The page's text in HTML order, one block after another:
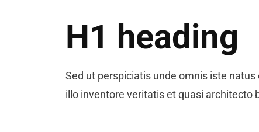
H1 heading
Sed ut perspiciatis unde omnis iste
illo inventore veritatis et quasi architecto